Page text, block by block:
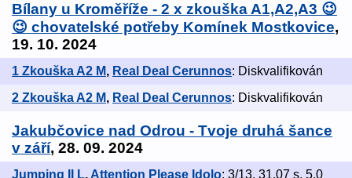
Bílany u Kroměříže - 2 x zkouška A1,A2,A3 😉
😉 chovatelské potřeby Komínek Mostkovice,
19. 10. 2024
1 Zkouška A2 M, Real Deal Cerunnos: Diskvalifikován
2 Zkouška A2 M, Real Deal Cerunnos: Diskvalifikován
Jakubčovice nad Odrou - Tvoje druhá šance
v září, 28. 09. 2024
Jumping II L, Attention Please Idolo: 3/13, 31.07 s, 5.0